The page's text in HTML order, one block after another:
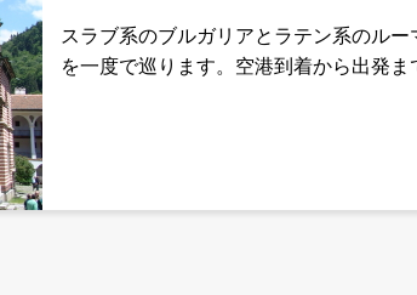
スラブ系のブルガリアとラテン系のル
を一度で巡ります。空港到着から出発